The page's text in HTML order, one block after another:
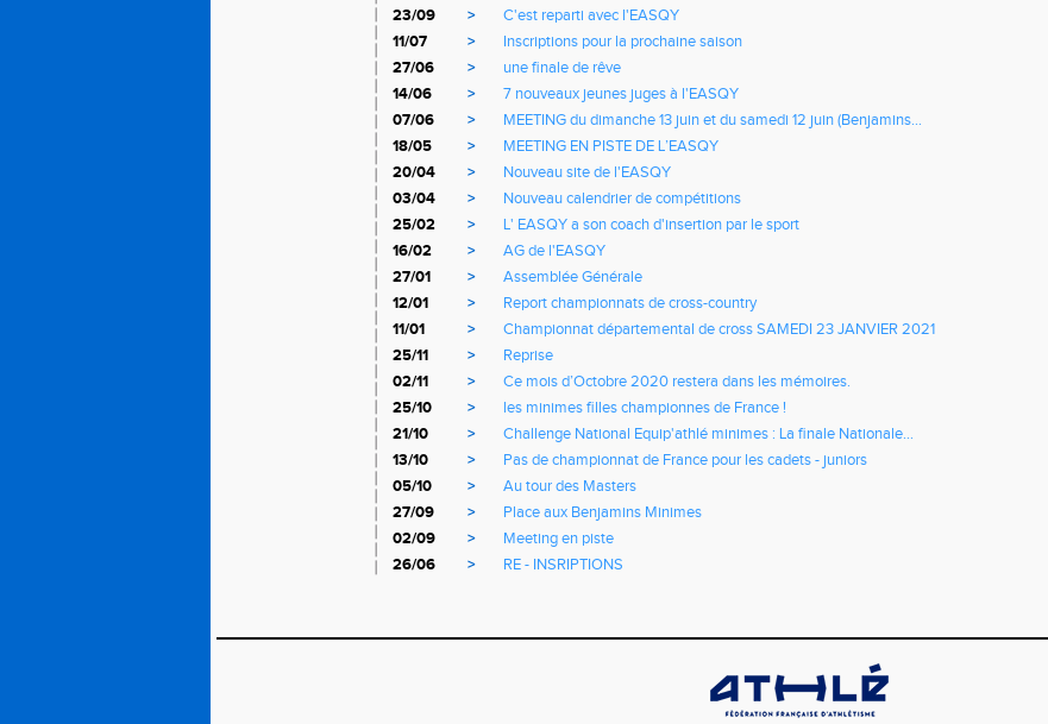
23/09
>
C'est reparti avec l'EASQY
11/07
>
Inscriptions pour la prochaine saison
27/06
>
une finale de rêve
14/06
>
7 nouveaux jeunes juges à l'EASQY
07/06
>
MEETING du dimanche 13 juin et du samedi 12 juin (Benjamins...
18/05
>
MEETING EN PISTE DE L’EASQY
20/04
>
Nouveau site de l'EASQY
03/04
>
Nouveau calendrier de compétitions
25/02
>
L' EASQY a son coach d'insertion par le sport
16/02
>
AG de l'EASQY
27/01
>
Assemblée Générale
12/01
>
Report championnats de cross-country
11/01
>
Championnat départemental de cross SAMEDI 23 JANVIER 2021
25/11
>
Reprise
02/11
>
Ce mois d’Octobre 2020 restera dans les mémoires.
25/10
>
les minimes filles championnes de France !
21/10
>
Challenge National Equip'athlé minimes : La finale Nationale...
13/10
>
Pas de championnat de France pour les cadets - juniors
05/10
>
Au tour des Masters
27/09
>
Place aux Benjamins Minimes
02/09
>
Meeting en piste
26/06
> RE - INSRIPTIONS